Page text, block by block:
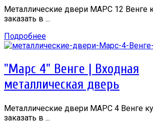
Металлические двери МАРС 12 Венге
заказать в ...
Подробнее
"Марс 4" Венге | Входная
металлическая дверь
Металлические двери МАРС 4 Венге
заказать в ...